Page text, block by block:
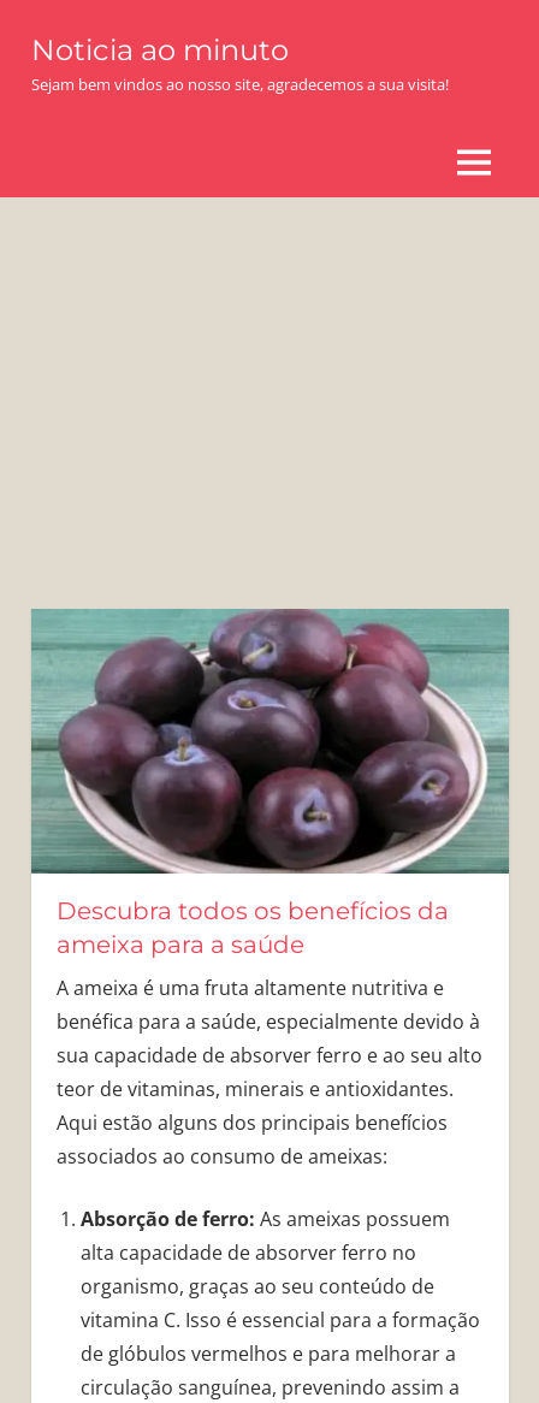
content
Noticia ao minuto
Sejam bem vindos ao nosso site, agradecemos a sua visita!
MENU
Descubra todos os benefícios da
ameixa para a saúde
A ameixa é uma fruta altamente nutritiva e
benéfica para a saúde, especialmente devido à
sua capacidade de absorver ferro e ao seu alto
teor de vitaminas, minerais e antioxidantes.
Aqui estão alguns dos principais benefícios
associados ao consumo de ameixas:
Absorção de ferro: As ameixas possuem
alta capacidade de absorver ferro no
organismo, graças ao seu conteúdo de
vitamina C. Isso é essencial para a formação
de glóbulos vermelhos e para melhorar a
circulação sanguínea, prevenindo assim a